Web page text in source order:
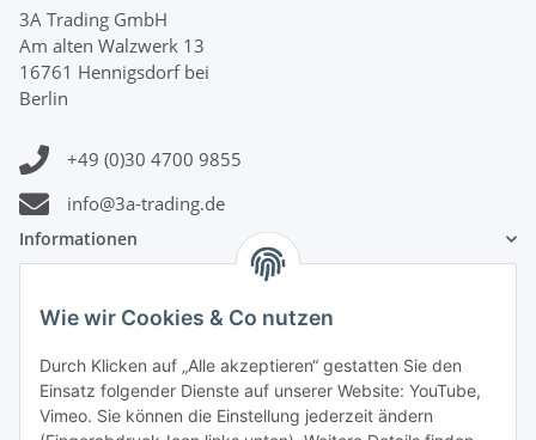
Wie wir Cookies & Co nutzen
Durch Klicken auf „Alle akzeptieren“ gestatten Sie den
Einsatz folgender Dienste auf unserer Website: YouTube,
Vimeo. Sie können die Einstellung jederzeit ändern
3A Trading GmbH
Am alten Walzwerk 13
16761 Hennigsdorf bei
Berlin
+49 (0)30 4700 9855
info@3a-trading.de
Informationen
Gesetzliche Informationen
Zahlungsinformationen